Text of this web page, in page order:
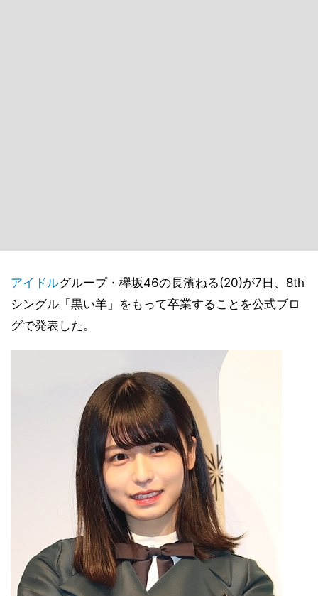
アイドルグループ・欅坂46の長濱ねる(20)が7日、8th
シングル「黒い羊」をもって卒業することを公式ブロ
グで発表した。